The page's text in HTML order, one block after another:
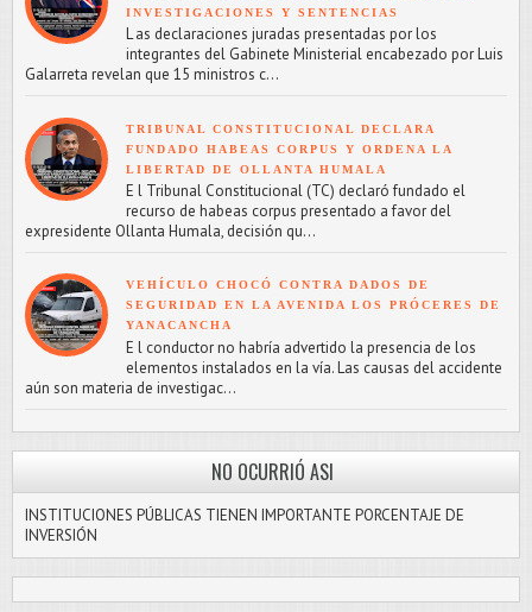
INVESTIGACIONES Y SENTENCIAS
L as declaraciones juradas presentadas por los
integrantes del Gabinete Ministerial encabezado por Luis
Galarreta revelan que 15 ministros c...
TRIBUNAL CONSTITUCIONAL DECLARA
FUNDADO HABEAS CORPUS Y ORDENA LA
LIBERTAD DE OLLANTA HUMALA
E l Tribunal Constitucional (TC) declaró fundado el
recurso de habeas corpus presentado a favor del
expresidente Ollanta Humala, decisión qu...
VEHÍCULO CHOCÓ CONTRA DADOS DE
SEGURIDAD EN LA AVENIDA LOS PRÓCERES DE
YANACANCHA
E l conductor no habría advertido la presencia de los
elementos instalados en la vía. Las causas del accidente
aún son materia de investigac...
NO OCURRIÓ ASI
INSTITUCIONES PÚBLICAS TIENEN IMPORTANTE PORCENTAJE DE
INVERSIÓN